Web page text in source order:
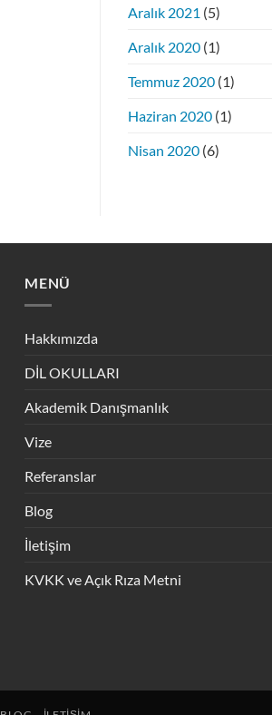
Aralık 2021 (5)
Aralık 2020(1)
Temmuz 2020(1)
Haziran 2020(1)
Nisan 2020(6)
MENÜ
Hakkımızda
DİL OKULLARI
Akademik Danışmanlık
Vize
Referanslar
Blog
İletişim
KVKK ve Açık Rıza Metni